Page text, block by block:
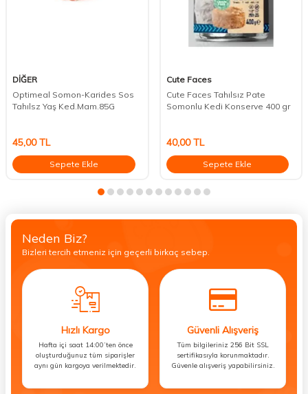
DİĞER
Optimeal Somon-Karides Sos
Tahılsz Yaş Ked.Mam.85G
45,00TL
Sepete Ekle
Cute Faces
Cute Faces Tahılsız Pate
Somonlu Kedi Konserve 400 gr
40,00TL
Sepete Ekle
Neden Biz?
Bizleri tercih etmeniz için geçerli birkaç sebep.
Hızlı Kargo
Hafta içi saat 14:00’ten önce
oluşturduğunuz tüm siparişler
aynı gün kargoya verilmektedir.
Güvenli Alışveriş
Tüm bilgileriniz 256 Bit SSL
sertifikasıyla korunmaktadır.
Güvenle alışveriş yapabilirsiniz.